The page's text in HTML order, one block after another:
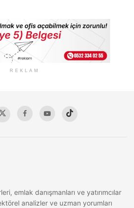
REKLAM
emlak danışmanları ve yatırımcılar
analizler ve uzman yorumları